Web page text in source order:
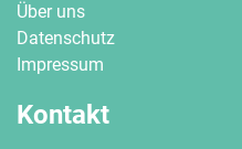
Über uns
Datenschutz
Impressum
Kontakt